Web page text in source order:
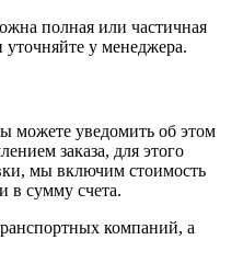
полная или частичная
у менеджера.
можете уведомить об этом
заказа, для этого
мы включим стоимость
в сумму счета.
компаний, а